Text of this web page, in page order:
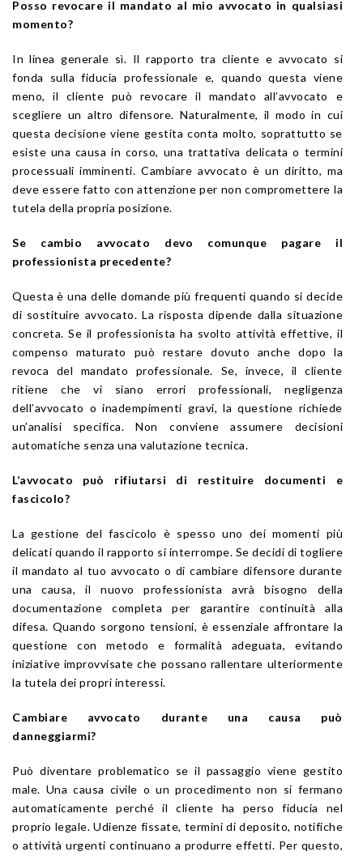
Posso revocare il mandato al mio avvocato in qualsiasi
momento?
In linea generale sì. Il rapporto tra cliente e avvocato si
fonda sulla fiducia professionale e, quando questa viene
meno, il cliente può revocare il mandato all’avvocato e
scegliere un altro difensore. Naturalmente, il modo in cui
questa decisione viene gestita conta molto, soprattutto se
esiste una causa in corso, una trattativa delicata o termini
processuali imminenti. Cambiare avvocato è un diritto, ma
deve essere fatto con attenzione per non compromettere la
tutela della propria posizione.
Se cambio avvocato devo comunque pagare il
professionista precedente?
Questa è una delle domande più frequenti quando si decide
di sostituire avvocato. La risposta dipende dalla situazione
concreta. Se il professionista ha svolto attività effettive, il
compenso maturato può restare dovuto anche dopo la
revoca del mandato professionale. Se, invece, il cliente
ritiene che vi siano errori professionali, negligenza
dell’avvocato o inadempimenti gravi, la questione richiede
un’analisi specifica. Non conviene assumere decisioni
automatiche senza una valutazione tecnica.
L’avvocato può rifiutarsi di restituire documenti e
fascicolo?
La gestione del fascicolo è spesso uno dei momenti più
delicati quando il rapporto si interrompe. Se decidi di togliere
il mandato al tuo avvocato o di cambiare difensore durante
una causa, il nuovo professionista avrà bisogno della
documentazione completa per garantire continuità alla
difesa. Quando sorgono tensioni, è essenziale affrontare la
questione con metodo e formalità adeguata, evitando
iniziative improvvisate che possano rallentare ulteriormente
la tutela dei propri interessi.
Cambiare avvocato durante una causa può
danneggiarmi?
Può diventare problematico se il passaggio viene gestito
male. Una causa civile o un procedimento non si fermano
automaticamente perché il cliente ha perso fiducia nel
proprio legale. Udienze fissate, termini di deposito, notifiche
o attività urgenti continuano a produrre effetti. Per questo,